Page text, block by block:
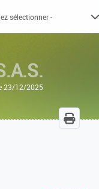
23/12/2025